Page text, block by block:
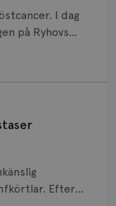
I dag
på Ryhovs
får gå på
det har
och nu har
från
på
Sjukdomen
av en
Efter